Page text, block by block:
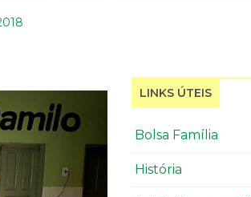
LINKS ÚTEIS
Bolsa Família
História